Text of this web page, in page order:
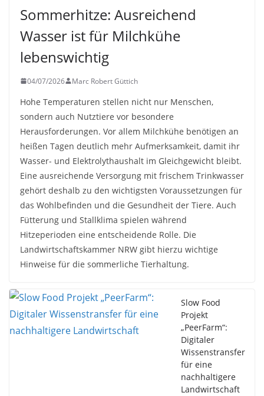
Sommerhitze: Ausreichend
Wasser ist für Milchkühe
lebenswichtig
04/07/2026 Marc Robert Güttich
Hohe Temperaturen stellen nicht nur Menschen,
sondern auch Nutztiere vor besondere
Herausforderungen. Vor allem Milchkühe benötigen an
heißen Tagen deutlich mehr Aufmerksamkeit, damit ihr
Wasser- und Elektrolythaushalt im Gleichgewicht bleibt.
Eine ausreichende Versorgung mit frischem Trinkwasser
gehört deshalb zu den wichtigsten Voraussetzungen für
das Wohlbefinden und die Gesundheit der Tiere. Auch
Fütterung und Stallklima spielen während
Hitzeperioden eine entscheidende Rolle. Die
Landwirtschaftskammer NRW gibt hierzu wichtige
Hinweise für die sommerliche Tierhaltung.
Slow Food
Projekt
„PeerFarm“:
Digitaler
Wissenstransfer
für eine
nachhaltigere
Landwirtschaft